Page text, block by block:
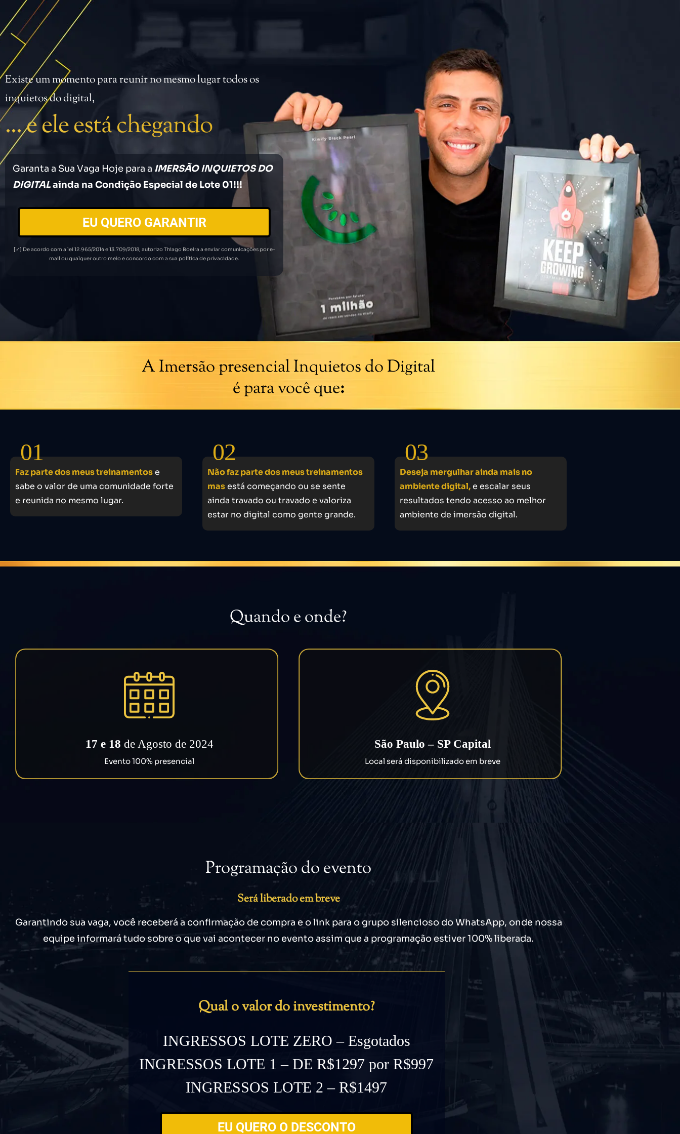
Existe um momento para reunir no mesmo lugar todos os
inquietos do digital,
... e ele está chegando
Garanta a Sua Vaga Hoje para a IMERSÃO INQUIETOS DO
DIGITALainda na Condição Especial de Lote 01!!!
EU QUERO GARANTIR
[✓] De acordo com a lei 12.965/2014 e 13.709/2018, autorizo Thiago Boeira a enviar comunicações por e-
mail ou qualquer outro meio e concordo com a sua política de privacidade.
A Imersão presencial Inquietos do Digital
é para você que:
01
Faz parte dos meus treinamentose
sabe o valor de uma comunidade forte
e reunida no mesmo lugar.
02
Não faz parte dos meus treinamentos
masestá começando ou se sente
ainda travado ou travado e valoriza
estar no digital como gente grande.
03
Deseja mergulhar ainda mais no
ambiente digital,e escalar seus
resultados tendo acesso ao melhor
ambiente de imersão digital.
Quando e onde?
17 e 18 de Agosto de 2024
Evento 100% presencial
São Paulo – SP Capital
Local será disponibilizado em breve
Programação do evento
Será liberado em breve
Garantindo sua vaga, você receberá a confirmação de compra e o link para o grupo silencioso do WhatsApp, onde nossa
equipe informará tudo sobre o que vai acontecer no evento assim que a programação estiver 100% liberada.
Qual o valor do investimento?
INGRESSOS LOTE ZERO – Esgotados
INGRESSOS LOTE 1 – DE R$1297 por R$997
INGRESSOS LOTE 2 – R$1497
EU QUERO O DESCONTO